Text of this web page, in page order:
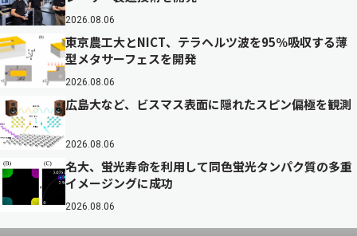
2026.08.06
東京農工大とNICT、テラヘルツ波を95％吸収する薄
型メタサーフェスを開発
2026.08.06
広島大など、ビスマス表面に隠れたスピン偏極を観測
2026.08.06
名大、蛍光寿命を利用して同色蛍光タンパク質の多重
イメージングに成功
2026.08.06